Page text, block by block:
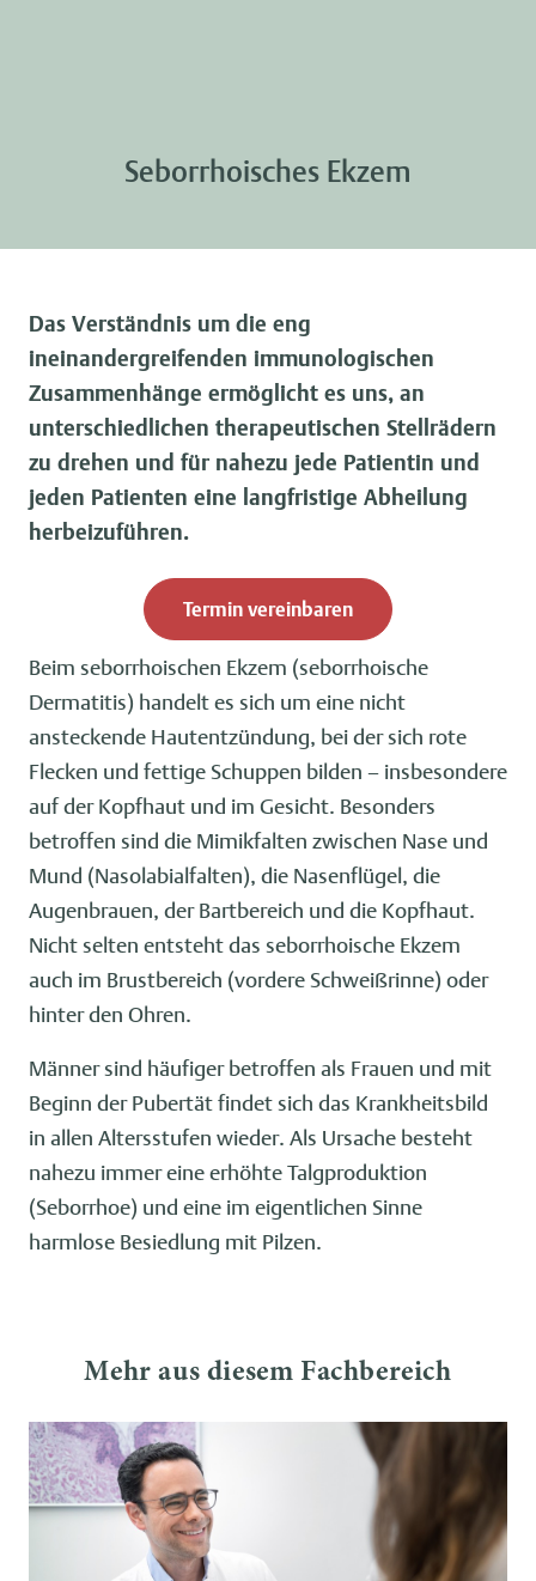
Seborrhoisches Ekzem
Das Verständnis um die eng
ineinandergreifenden immunologischen
Zusammenhänge ermöglicht es uns, an
unterschiedlichen therapeutischen Stellrädern
zu drehen und für nahezu jede Patientin und
jeden Patienten eine langfristige Abheilung
herbeizuführen.
Termin vereinbaren
Beim seborrhoischen Ekzem (seborrhoische
Dermatitis) handelt es sich um eine nicht
ansteckende Hautentzündung, bei der sich rote
Flecken und fettige Schuppen bilden – insbesondere
auf der Kopfhaut und im Gesicht. Besonders
betroffen sind die Mimikfalten zwischen Nase und
Mund (Nasolabialfalten), die Nasenflügel, die
Augenbrauen, der Bartbereich und die Kopfhaut.
Nicht selten entsteht das seborrhoische Ekzem
auch im Brustbereich (vordere Schweißrinne) oder
hinter den Ohren.
Männer sind häufiger betroffen als Frauen und mit
Beginn der Pubertät findet sich das Krankheitsbild
in allen Altersstufen wieder. Als Ursache besteht
nahezu immer eine erhöhte Talgproduktion
(Seborrhoe) und eine im eigentlichen Sinne
harmlose Besiedlung mit Pilzen.
Mehr aus diesem Fachbereich